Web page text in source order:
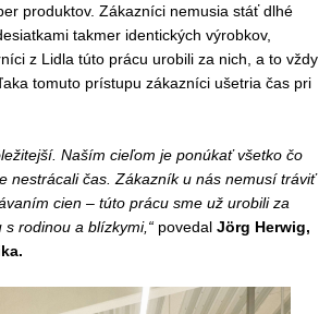
produktov. Zákazníci nemusia stáť dlhé
takmer identických výrobkov,
z Lidla túto prácu urobili za nich, a to vždy
tomuto prístupu zákazníci ušetria čas pri
Naším cieľom je ponúkať všetko čo
nestrácali čas. Zákazník u nás nemusí tráviť
cien – túto prácu sme už urobili za
rodinou a blízkymi,“povedal Jörg Herwig,